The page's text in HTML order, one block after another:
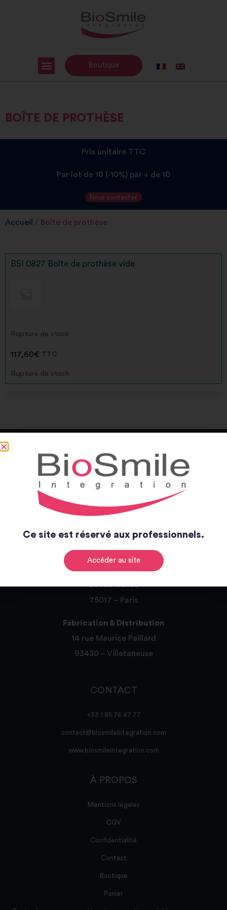
Boutique
BOÎTE DE PROTHÈSE
Prix unitaire TTC
Par lot de 10 (-10%) par + de 10
Nous contacter
Accueil / Boîte de prothèse
BSI 0827 Boîte de prothèse vide
Rupture de stock
117,60€ TTC
Rupture de stock
Siège social
23 rue Nollet
75017 – Paris
Fabrication & Distribution
14 rue Maurice Paillard
93430 – Villetaneuse
CONTACT
+33 1 85 76 47 77
contact@biosmileintegration.com
www.biosmileintegration.com
À PROPOS
Mentions légales
CGV
Confidentialité
Contact
Boutique
Panier
Ce site est réservé aux professionnels.
Accéder au site